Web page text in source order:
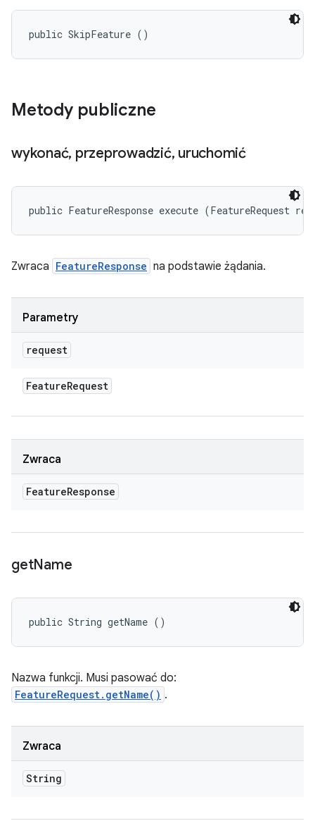
public SkipFeature ()
Metody publiczne
wykonać, przeprowadzić, uruchomić
public FeatureResponse execute (FeatureRequest
Zwraca FeatureResponse na podstawie żądania.
Parametry
request
FeatureRequest
Zwraca
FeatureResponse
getName
public String getName ()
Nazwa funkcji. Musi pasować do:
FeatureRequest.getName() .
Zwraca
String